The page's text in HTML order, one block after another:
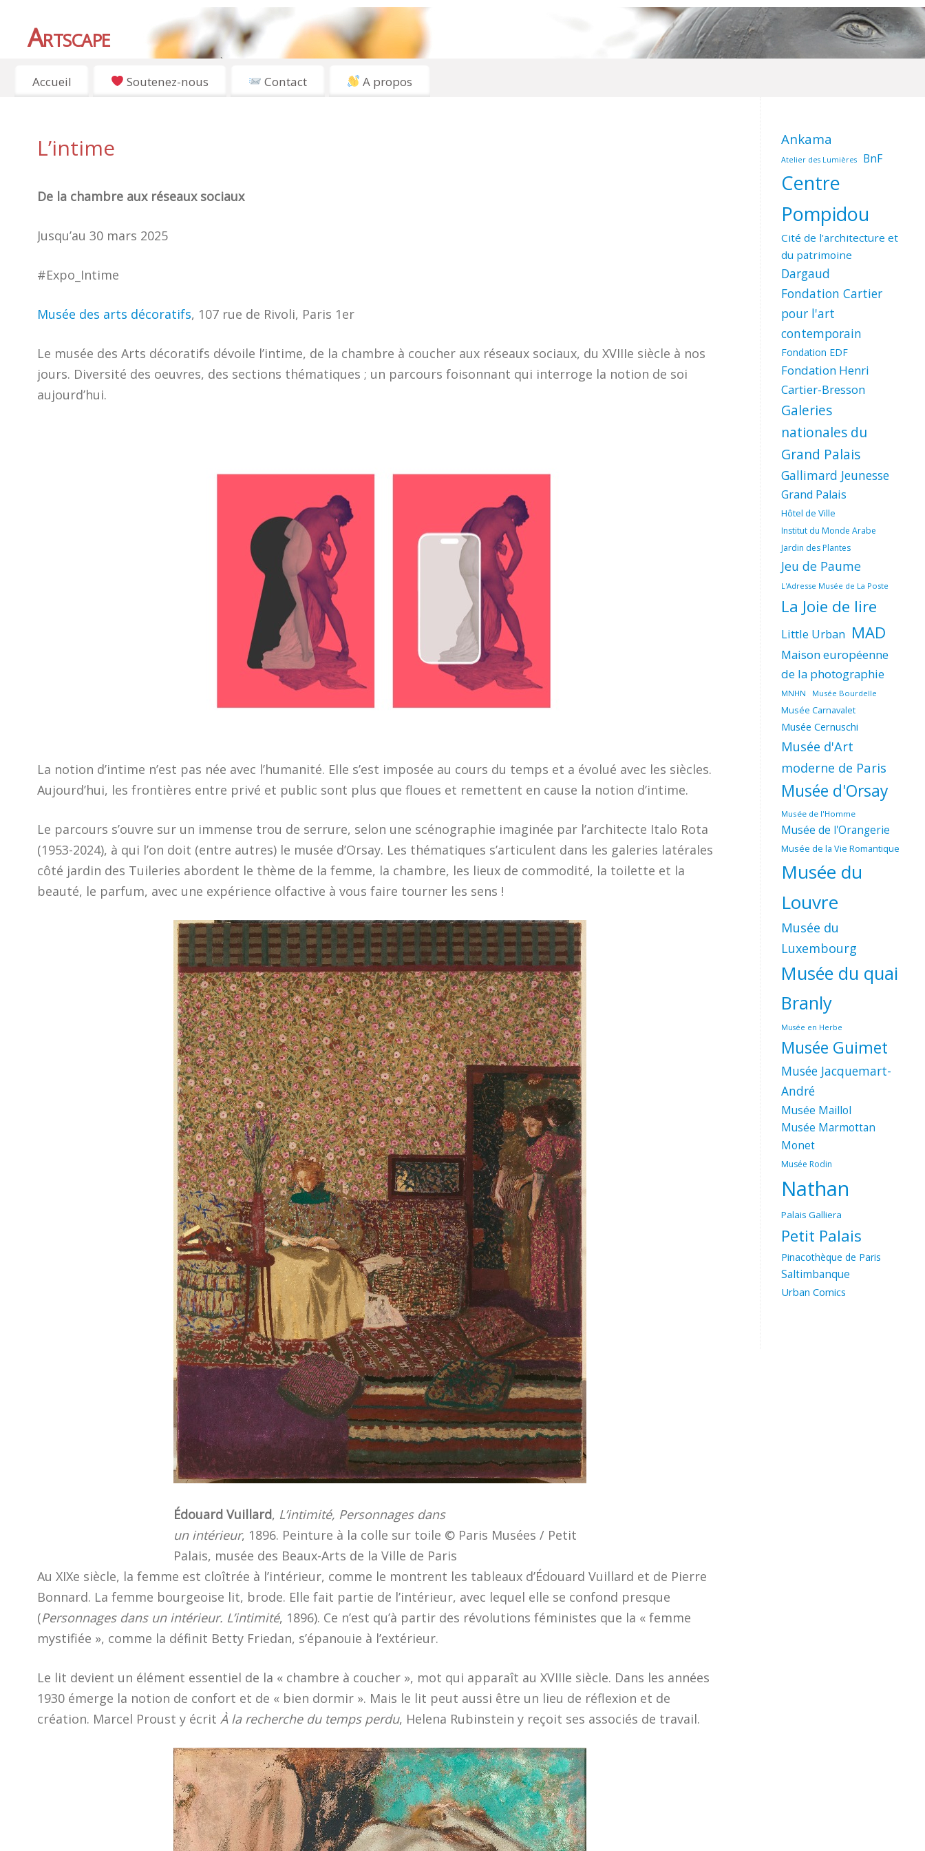
Artscape
EXPOSITIONS, ART ET CULTURE À PARIS
Accueil Soutenez-nous Contact A propos
L’intime
De la chambre aux réseaux sociaux
Jusqu’au 30 mars 2025
#Expo_Intime
Musée des arts décoratifs, 107 rue de Rivoli, Paris 1er
Le musée des Arts décoratifs dévoile l’intime, de la chambre à coucher aux réseaux sociaux, du XVIIIe siècle à nos
jours. Diversité des oeuvres, des sections thématiques ; un parcours foisonnant qui interroge la notion de soi
aujourd’hui.
La notion d’intime n’est pas née avec l’humanité. Elle s’est imposée au cours du temps et a évolué avec les siècles.
Aujourd’hui, les frontières entre privé et public sont plus que floues et remettent en cause la notion d’intime.
Le parcours s’ouvre sur un immense trou de serrure, selon une scénographie imaginée par l’architecte Italo Rota
(1953-2024), à qui l’on doit (entre autres) le musée d’Orsay. Les thématiques s’articulent dans les galeries latérales
côté jardin des Tuileries abordent le thème de la femme, la chambre, les lieux de commodité, la toilette et la
beauté, le parfum, avec une expérience olfactive à vous faire tourner les sens !
Édouard Vuillard, L’intimité, Personnages dans
un intérieur, 1896. Peinture à la colle sur toile © Paris Musées / Petit
Palais, musée des Beaux-Arts de la Ville de Paris
Au XIXe siècle, la femme est cloîtrée à l’intérieur, comme le montrent les tableaux d’Édouard Vuillard et de Pierre
Bonnard. La femme bourgeoise lit, brode. Elle fait partie de l’intérieur, avec lequel elle se confond presque
(Personnages dans un intérieur. L’intimité, 1896). Ce n’est qu’à partir des révolutions féministes que la « femme
mystifiée », comme la définit Betty Friedan, s’épanouie à l’extérieur.
Le lit devient un élément essentiel de la « chambre à coucher », mot qui apparaît au XVIIIe siècle. Dans les années
1930 émerge la notion de confort et de « bien dormir ». Mais le lit peut aussi être un lieu de réflexion et de
création. Marcel Proust y écrit À la recherche du temps perdu, Helena Rubinstein y reçoit ses associés de travail.
Ankama
Atelier des Lumières BnF
Centre
Pompidou
Cité de l'architecture et
du patrimoine
Dargaud
Fondation Cartier
pour l'art
contemporain
Fondation EDF
Fondation Henri
Cartier-Bresson
Galeries
nationales du
Grand Palais
Gallimard Jeunesse
Grand Palais
Hôtel de Ville
Institut du Monde Arabe
Jardin des Plantes
Jeu de Paume
L'Adresse Musée de La Poste
La Joie de lire
Little Urban MAD
Maison européenne
de la photographie
MNHN Musée Bourdelle
Musée Carnavalet
Musée Cernuschi
Musée d'Art
moderne de Paris
Musée d'Orsay
Musée de l'Homme
Musée de l'Orangerie
Musée de la Vie Romantique
Musée du
Louvre
Musée du
Luxembourg
Musée du quai
Branly
Musée en Herbe
Musée Guimet
Musée Jacquemart-
André
Musée Maillol
Musée Marmottan
Monet
Musée Rodin
Nathan
Palais Galliera
Petit Palais
Pinacothèque de Paris
Saltimbanque
Urban Comics